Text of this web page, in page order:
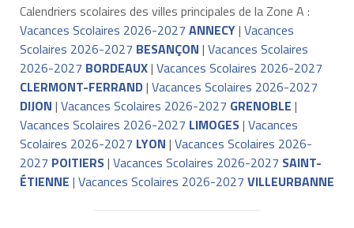
Calendriers scolaires des villes principales de la Zone A :
Vacances Scolaires 2026-2027 ANNECY| Vacances
Scolaires 2026-2027 BESANÇON | Vacances Scolaires
2026-2027 BORDEAUX| Vacances Scolaires 2026-2027
CLERMONT-FERRAND| Vacances Scolaires 2026-2027
DIJON | Vacances Scolaires 2026-2027 GRENOBLE |
Vacances Scolaires 2026-2027 LIMOGES| Vacances
Scolaires 2026-2027 LYON | Vacances Scolaires 2026-
2027 POITIERS| Vacances Scolaires 2026-2027 SAINT-
ÉTIENNE | Vacances Scolaires 2026-2027 VILLEURBANNE